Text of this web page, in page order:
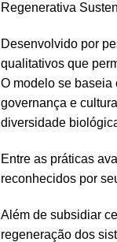
Regenerativa
Desenvolvido por
qualitativos que
O modelo se baseia
governança e
diversidade
Entre as práticas
reconhecidos por
Além de subsidiar
regeneração dos